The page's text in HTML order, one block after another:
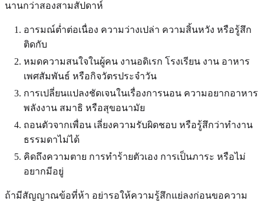
นานกว่าสองสามสัปดาห์
อารมณ์ต่ำต่อเนื่อง ความว่างเปล่า ความสิ้นหวัง หรือรู้สึก
ติดกับ
หมดความสนใจในผู้คน งานอดิเรก โรงเรียน งาน อาหาร
เพศสัมพันธ์ หรือกิจวัตรประจำวัน
การเปลี่ยนแปลงชัดเจนในเรื่องการนอน ความอยากอาหาร
พลังงาน สมาธิ หรือสุขอนามัย
ถอนตัวจากเพื่อน เลี่ยงความรับผิดชอบ หรือรู้สึกว่าทำงาน
ธรรมดาไม่ได้
คิดถึงความตาย การทำร้ายตัวเอง การเป็นภาระ หรือไม่
อยากมีอยู่
ถ้ามีสัญญาณข้อที่ห้า อย่ารอให้ความรู้สึกแย่ลงก่อนขอความ